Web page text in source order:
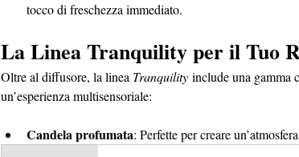
tocco di freschezza immediato.
La Linea Tranquility per il Tuo
Oltre al diffusore, la linea Tranquility include una gamma
un’esperienza multisensoriale:
Candela profumata: Perfette per creare